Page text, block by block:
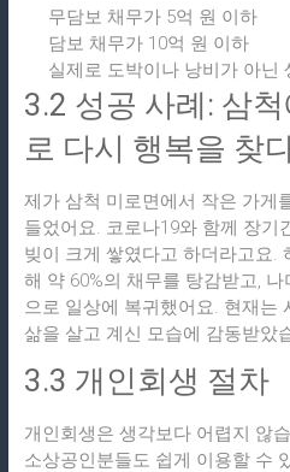
무담보 채무가 5억 원 이하
담보 채무가 10억 원 이하
실제로 도박이나 낭비가 아닌
3.2 성공 사례: 삼
로 다시 행복을 찾
제가 삼척 미로면에서 작은 가게
들었어요. 코로나19와 함께 장기
빚이 크게 쌓였다고 하더라고요.
해 약 60%의 채무를 탕감받고,
으로 일상에 복귀했어요. 현재는
삶을 살고 계신 모습에 감동받았
3.3 개인회생 절차
개인회생은 생각보다 어렵지 않
소상공인분들도 쉽게 이용할 수